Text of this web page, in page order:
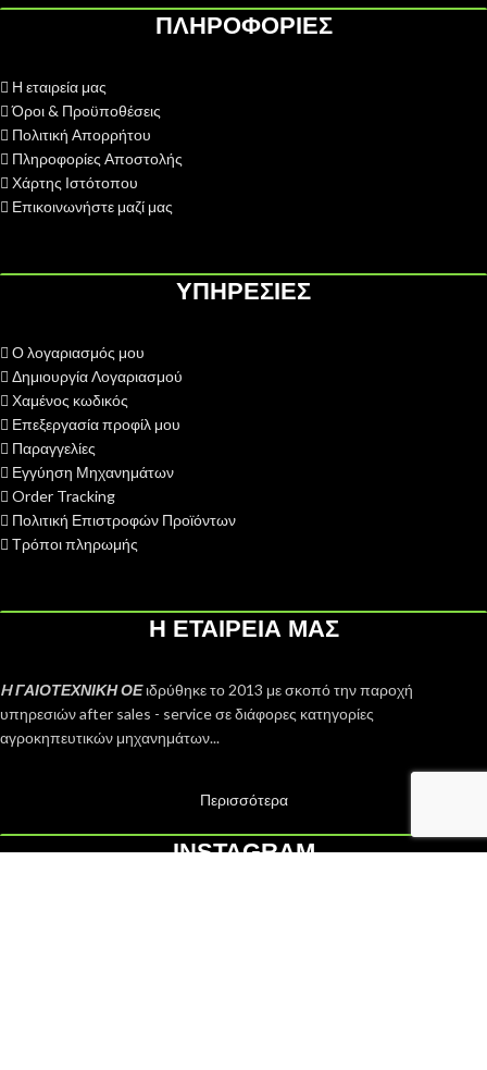
ΠΛΗΡΟΦΟΡΙΕΣ
Η εταιρεία μας
Όροι & Προϋποθέσεις
Πολιτική Απορρήτου
Πληροφορίες Αποστολής
Χάρτης Ιστότοπου
Επικοινωνήστε μαζί μας
ΥΠΗΡΕΣΙΕΣ
Ο λογαριασμός μου
Δημιουργία Λογαριασμού
Χαμένος κωδικός
Επεξεργασία προφίλ μου
Παραγγελίες
Εγγύηση Μηχανημάτων
Order Tracking
Πολιτική Επιστροφών Προϊόντων
Τρόποι πληρωμής
Η ΕΤΑΙΡΕΙΑ ΜΑΣ
H ΓΑΙΟΤΕΧΝΙΚΗ ΟΕιδρύθηκε το 2013 με σκοπό την παροχή
υπηρεσιών after sales - service σε διάφορες κατηγορίες
αγροκηπευτικών μηχανημάτων...
Περισσότερα
INSTAGRAM